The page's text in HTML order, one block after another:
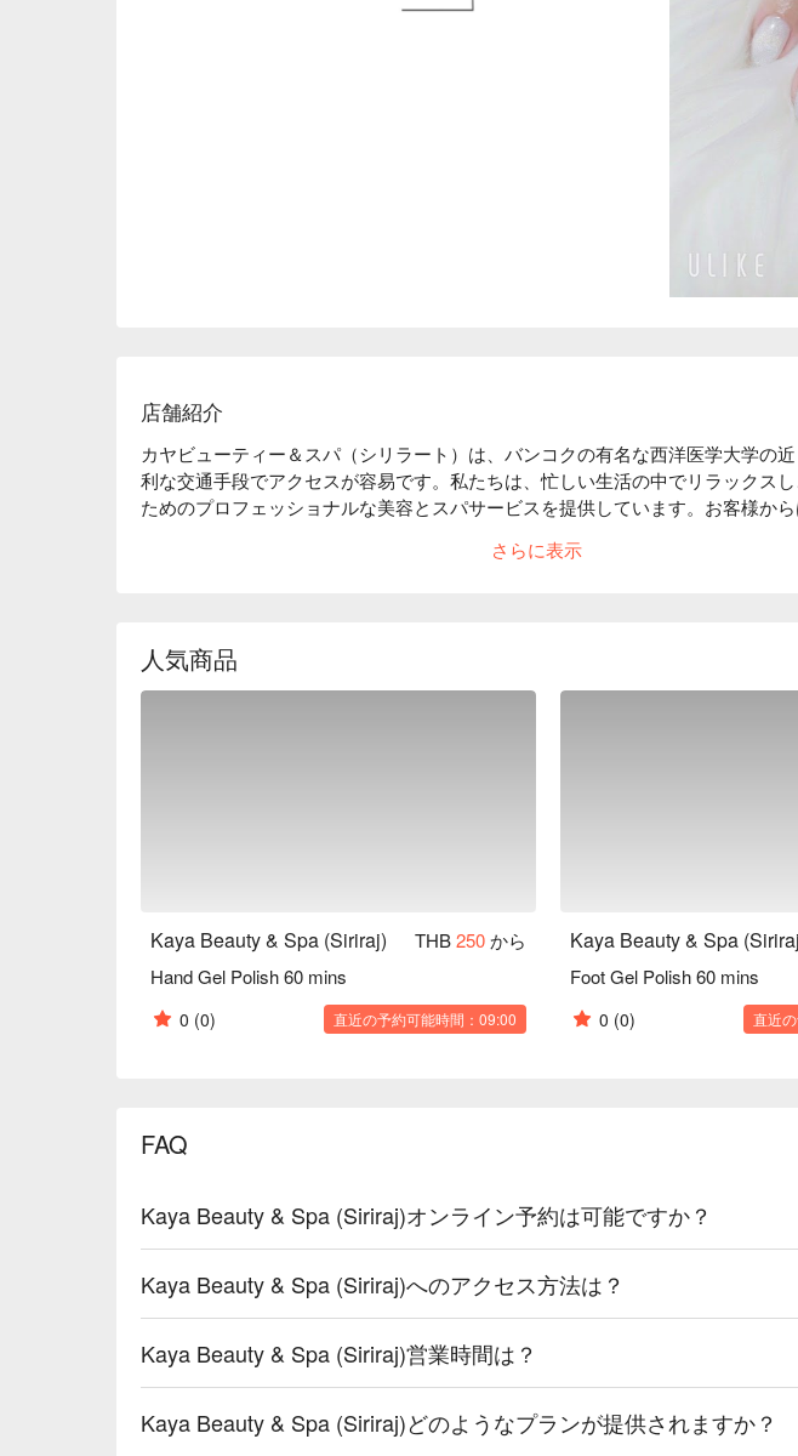
店舗紹介
カヤビューティー＆スパ（シリラート）は、バンコクの有名な西洋医学大学の
利な交通手段でアクセスが容易です。私たちは、忙しい生活の中でリラックス
ためのプロフェッショナルな美容とスパサービスを提供しています。お客様か
ェイシャルケア、美容トリートメントを楽しみたい方には、カヤビューティー＆
さらに表示
人気商品
Kaya Beauty & Spa (Siriraj) THB250から
Hand Gel Polish 60 mins
0 (0) 直近の予約可能時間：09:00
Kaya Beauty & Spa
Foot Gel Polish 60 mins
0 (0) 直近
FAQ
Kaya Beauty & Spa (Siriraj)オンライン予約は可能ですか？
Kaya Beauty & Spa (Siriraj)へのアクセス方法は？
Kaya Beauty & Spa (Siriraj)営業時間は？
Kaya Beauty & Spa (Siriraj)どのようなプランが提供されますか？